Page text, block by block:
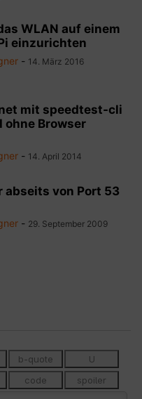
WLAN auf einem
einzurichten
- 14. März 2016
mit speedtest-cli
ohne Browser
- 14. April 2014
abseits von Port 53
- 29. September 2009